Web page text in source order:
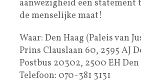
aanwezigheid een statement
de menselijke maat!
Waar: Den Haag (Paleis van
Prins Clauslaan 60, 2595 AJ
Postbus 20302, 2500 EH Den
Telefoon: 070-381 3131